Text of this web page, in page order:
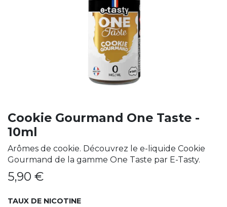
Cookie Gourmand One Taste -
10ml
Arômes de cookie. Découvrez le e-liquide Cookie
Gourmand de la gamme One Taste par E-Tasty.
5,90 €
TAUX DE NICOTINE